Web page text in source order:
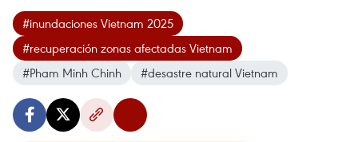
#inundaciones Vietnam 2025
#recuperación zonas afectadas Vietnam
#Pham Minh Chinh
#desastre natural Vietnam